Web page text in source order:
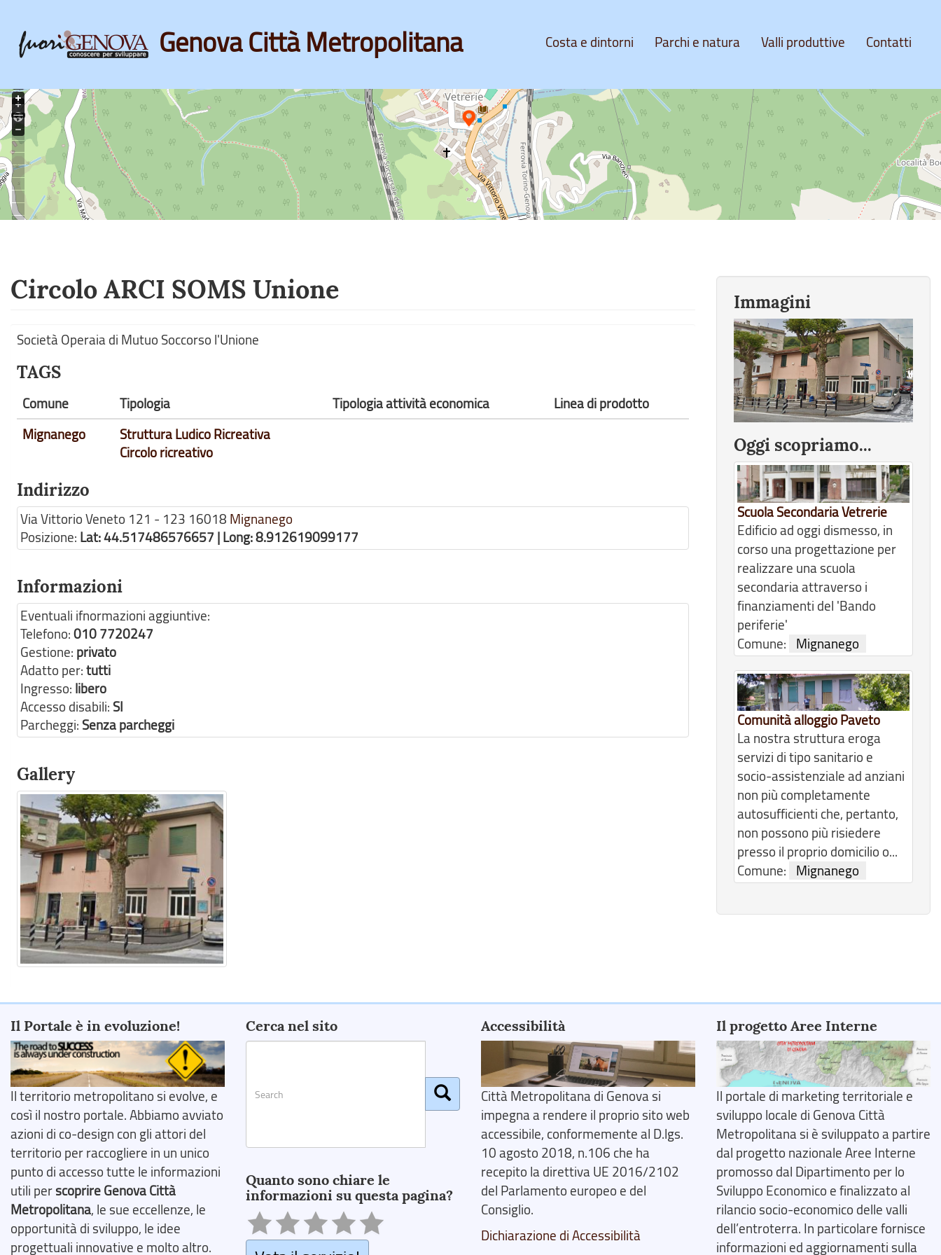
Skip
main
content
Genova Città Metropolitana Costa e dintorni Parchi e natura Valli produttive Contatti
Circolo ARCI SOMS Unione
Società Operaia di Mutuo Soccorso l'Unione
TAGS
Comune Tipologia Tipologia attività economica
Linea di prodotto
Mignanego
Struttura Ludico Ricreativa
Circolo ricreativo
Indirizzo
Via Vittorio Veneto 121 - 123 16018 Mignanego
Posizione: Lat: 44.517486576657 | Long: 8.912619099177
Informazioni
Eventuali ifnormazioni aggiuntive:
Telefono:010 7720247
Gestione: privato
Adatto per:tutti
Ingresso: libero
Accesso disabili: SI
Parcheggi: Senza parcheggi
Gallery
Immagini
Oggi scopriamo...
Scuola Secondaria Vetrerie
Edificio ad oggi dismesso, in
corso una progettazione per
realizzare una scuola
secondaria attraverso i
finanziamenti del 'Bando
periferie'
Comune:
Mignanego
Comunità alloggio Paveto
La nostra struttura eroga
servizi di tipo sanitario e
socio-assistenziale ad anziani
non più completamente
autosufficienti che, pertanto,
non possono più risiedere
presso il proprio domicilio o...
Comune:
Mignanego
Il Portale è in evoluzione!
Il territorio metropolitano si evolve, e
così il nostro portale. Abbiamo avviato
azioni di co-design con gli attori del
territorio per raccogliere in un unico
punto di accesso tutte le informazioni
utili perscoprire Genova Città
Metropolitana, le sue eccellenze, le
opportunità di sviluppo, le idee
progettuali innovative e molto altro.
Cerca nel sito
Quanto sono chiare le
informazioni su questa pagina?
Accessibilità
Città Metropolitana di Genova si
impegna a rendere il proprio sito web
accessibile, conformemente al D.lgs.
10 agosto 2018, n.106 che ha
recepito la direttiva UE 2016/2102
del Parlamento europeo e del
Consiglio.
Dichiarazione di Accessibilità
Il progetto Aree Interne
Il portale di marketing territoriale e
sviluppo locale di Genova Città
Metropolitana si è sviluppato a partire
dal progetto nazionale Aree Interne
promosso dal Dipartimento per lo
Sviluppo Economico e finalizzato al
rilancio socio-economico delle valli
dell’entroterra. In particolare fornisce
informazioni ed aggiornamenti sulla